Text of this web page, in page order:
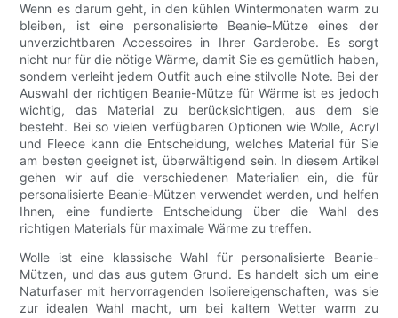
Wenn es darum geht, in den kühlen Wintermonaten warm zu
bleiben, ist eine personalisierte Beanie-Mütze eines der
unverzichtbaren Accessoires in Ihrer Garderobe. Es sorgt
nicht nur für die nötige Wärme, damit Sie es gemütlich haben,
sondern verleiht jedem Outfit auch eine stilvolle Note. Bei der
Auswahl der richtigen Beanie-Mütze für Wärme ist es jedoch
wichtig, das Material zu berücksichtigen, aus dem sie
besteht. Bei so vielen verfügbaren Optionen wie Wolle, Acryl
und Fleece kann die Entscheidung, welches Material für Sie
am besten geeignet ist, überwältigend sein. In diesem Artikel
gehen wir auf die verschiedenen Materialien ein, die für
personalisierte Beanie-Mützen verwendet werden, und helfen
Ihnen, eine fundierte Entscheidung über die Wahl des
richtigen Materials für maximale Wärme zu treffen.
Wolle ist eine klassische Wahl für personalisierte Beanie-
Mützen, und das aus gutem Grund. Es handelt sich um eine
Naturfaser mit hervorragenden Isoliereigenschaften, was sie
zur idealen Wahl macht, um bei kaltem Wetter warm zu